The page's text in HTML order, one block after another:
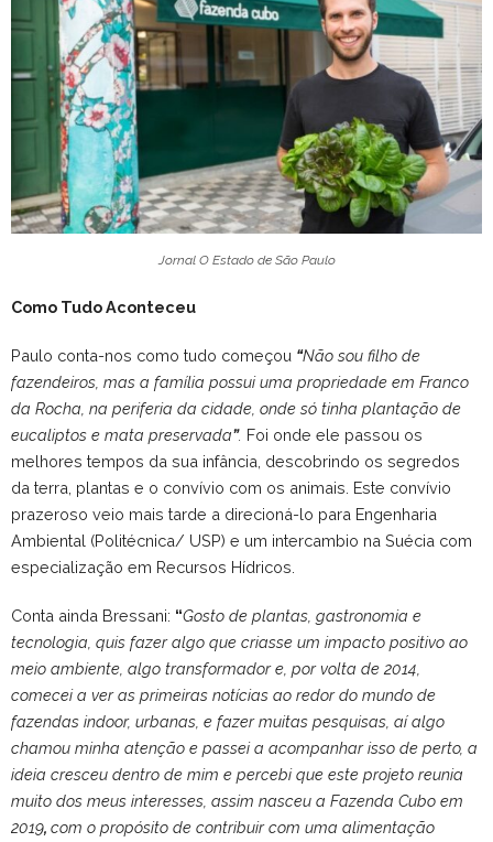
Jornal O Estado de São Paulo
Como Tudo Aconteceu
Paulo conta-nos como tudo começou “Não sou filho de
fazendeiros, mas a família possui uma propriedade em Franco
da Rocha, na periferia da cidade, onde só tinha plantação de
eucaliptos e mata preservada”. Foi onde ele passou os
melhores tempos da sua infância, descobrindo os segredos
da terra, plantas e o convívio com os animais. Este convívio
prazeroso veio mais tarde a direcioná-lo para Engenharia
Ambiental (Politécnica/ USP) e um intercambio na Suécia com
especialização em Recursos Hídricos.
Conta ainda Bressani: “Gosto de plantas, gastronomia e
tecnologia, quis fazer algo que criasse um impacto positivo ao
meio ambiente, algo transformador e, por volta de 2014,
comecei a ver as primeiras notícias ao redor do mundo de
fazendas indoor, urbanas, e fazer muitas pesquisas, aí algo
chamou minha atenção e passei a acompanhar isso de perto, a
ideia cresceu dentro de mim e percebi que este projeto reunia
muito dos meus interesses, assim nasceu a Fazenda Cubo em
2019, com o propósito de contribuir com uma alimentação